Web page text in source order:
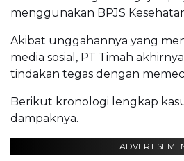
menggunakan BPJS
Akibat unggahannya yang
media sosial, PT Timah
tindakan tegas dengan
Berikut kronologi lengkap
dampaknya.